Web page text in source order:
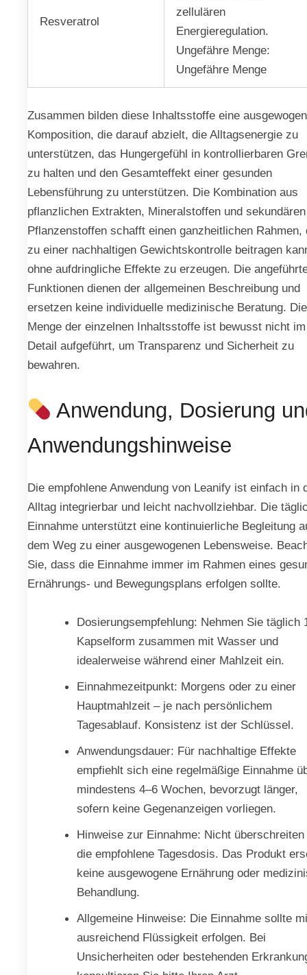
Resveratrol
zellulären
Energieregulation.
Ungefähre Menge:
Ungefähre Menge
Zusammen bilden diese Inhaltsstoffe eine
Komposition, die darauf abzielt, die Alltagsenergie zu
unterstützen, das Hungergefühl in kontrollierbaren
zu halten und den Gesamteffekt einer gesunden
Lebensführung zu unterstützen. Die Kombination aus
pflanzlichen Extrakten, Mineralstoffen und sekundären
Pflanzenstoffen schafft einen ganzheitlichen Rahmen,
zu einer nachhaltigen Gewichtskontrolle beitragen
ohne aufdringliche Effekte zu erzeugen. Die
Funktionen dienen der allgemeinen Beschreibung und
ersetzen keine individuelle medizinische Beratung. Die
Menge der einzelnen Inhaltsstoffe ist bewusst nicht im
Detail aufgeführt, um Transparenz und Sicherheit zu
bewahren.
Anwendung, Dosierung
Anwendungshinweise
Die empfohlene Anwendung von Leanify ist einfach in
Alltag integrierbar und leicht nachvollziehbar. Die
Einnahme unterstützt eine kontinuierliche Begleitung
dem Weg zu einer ausgewogenen Lebensweise.
Sie, dass die Einnahme immer im Rahmen eines
Ernährungs- und Bewegungsplans erfolgen sollte.
Dosierungsempfehlung: Nehmen Sie täglich
Kapselform zusammen mit Wasser und
idealerweise während einer Mahlzeit ein.
Einnahmezeitpunkt: Morgens oder zu einer
Hauptmahlzeit – je nach persönlichem
Tagesablauf. Konsistenz ist der Schlüssel.
Anwendungsdauer: Für nachhaltige Effekte
empfiehlt sich eine regelmäßige Einnahme
mindestens 4–6 Wochen, bevorzugt länger,
sofern keine Gegenanzeigen vorliegen.
Hinweise zur Einnahme: Nicht überschreiten
die empfohlene Tagesdosis. Das Produkt
keine ausgewogene Ernährung oder
Behandlung.
Allgemeine Hinweise: Die Einnahme sollte
ausreichend Flüssigkeit erfolgen. Bei
Unsicherheiten oder bestehenden